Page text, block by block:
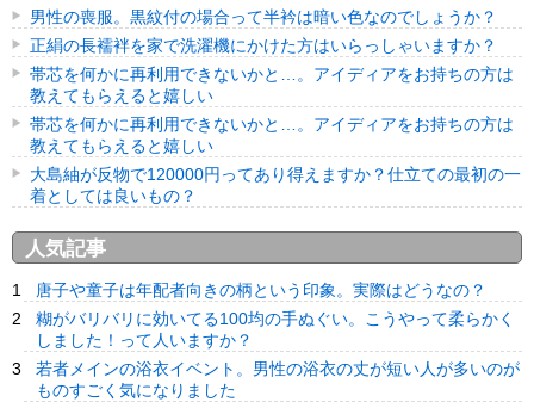
男性の喪服。黒紋付の場合って半衿は暗い色なのでしょうか？
正絹の長襦袢を家で洗濯機にかけた方はいらっしゃいますか？
帯芯を何かに再利用できないかと…。アイディアをお持ちの方は
教えてもらえると嬉しい
帯芯を何かに再利用できないかと…。アイディアをお持ちの方は
教えてもらえると嬉しい
大島紬が反物で120000円ってあり得えますか？仕立ての最初の一
着としては良いもの？
人気記事
唐子や童子は年配者向きの柄という印象。実際はどうなの？
糊がバリバリに効いてる100均の手ぬぐい。こうやって柔らかく
しました！って人いますか？
若者メインの浴衣イベント。男性の浴衣の丈が短い人が多いのが
ものすごく気になりました